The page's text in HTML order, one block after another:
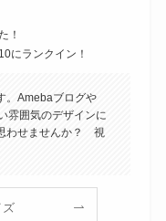
！
にランクイン！
。Amebaブログや
雰囲気のデザインに
わせませんか？ 視
ズ